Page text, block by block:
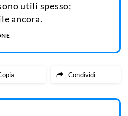
utili spesso;
ancora.
Condividi